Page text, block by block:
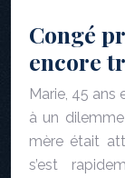
Congé
encore
Marie, 45 ans
à un
mère était
s’est